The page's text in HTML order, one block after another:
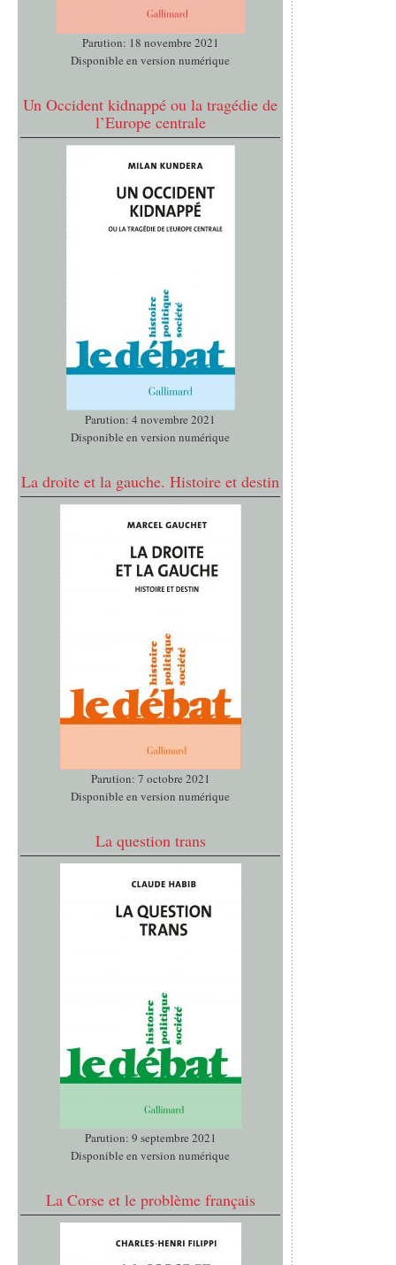
Parution: 18 novembre 2021
Disponible en version numérique
Un Occident kidnappé ou la tragédie de
l’Europe centrale
Parution: 4 novembre 2021
Disponible en version numérique
La droite et la gauche. Histoire et destin
Parution: 7 octobre 2021
Disponible en version numérique
La question trans
Parution: 9 septembre 2021
Disponible en version numérique
La Corse et le problème français